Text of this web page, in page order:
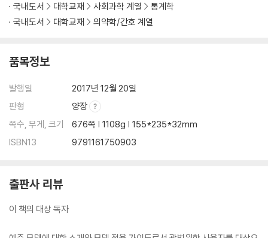
____튜닝 변수 판단
____모델 간 비교
__5.1 성능의 정량적 측정
__5.2 분산-편향성 트레이드 오프
__5.3 컴퓨팅
6장. 선형 회귀와 이웃 모델들
__6.1 사례 연구 구조적 정량 활성 관계 모델링
국내도서
대학교재 사회과학 계열
통계학
국내도서
대학교재 의약학/간호 계열
품목정보
발행일
2017년 12월 20일
판형
양장
쪽수, 무게, 크기
676쪽 | 1108g | 155*235*32mm
ISBN13
9791161750903
출판사 리뷰
이 책의 대상 독자